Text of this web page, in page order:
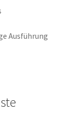
Ausführung